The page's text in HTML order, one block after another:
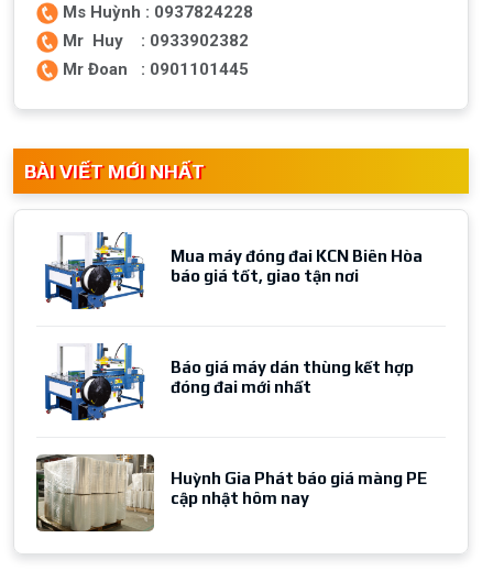
Ms Huỳnh : 0937824228
Mr Huy : 0933902382
Mr Đoan : 0901101445
BÀI VIẾT MỚI NHẤT
Mua máy đóng đai KCN Biên Hòa
báo giá tốt, giao tận nơi
Báo giá máy dán thùng kết hợp
đóng đai mới nhất
Huỳnh Gia Phát báo giá màng PE
cập nhật hôm nay